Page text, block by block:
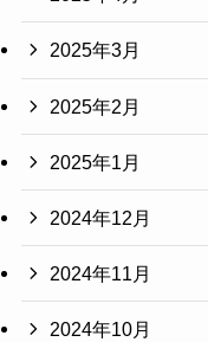
2025年3月
2025年2月
2025年1月
2024年12月
2024年11月
2024年10月